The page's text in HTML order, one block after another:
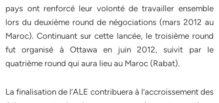
pays ont renforcé leur volonté de travailler ensemble
lors du deuxième round de négociations (mars 2012 au
Maroc). Continuant sur cette lancée, le troisième round
fut organisé à Ottawa en juin 2012, suivit par le
quatrième round qui aura lieu au Maroc (Rabat).
La finalisation de l’ALE contribuera à l’accroissement des